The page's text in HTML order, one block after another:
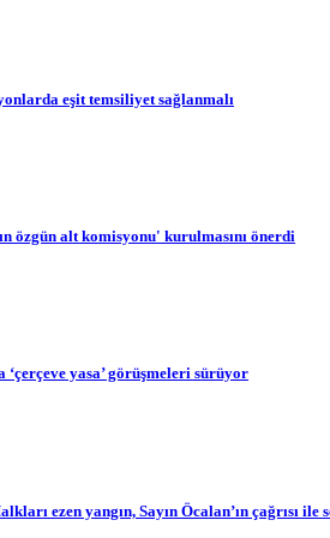
eşit temsiliyet sağlanmalı
özgün alt komisyonu' kurulmasını önerdi
‘çerçeve yasa’ görüşmeleri sürüyor
ezen yangın, Sayın Öcalan’ın çağrısı ile